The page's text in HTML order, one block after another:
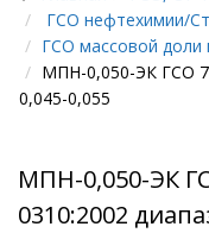
ГСО нефтехимии/
ГСО массовой доли
МПН-0,050-ЭК ГСО
0,045-0,055
МПН-0,050-ЭК
0310:2002